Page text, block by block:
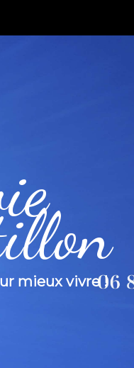
mieux vivre !